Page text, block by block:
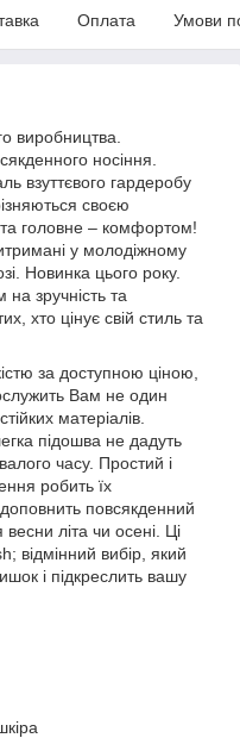
Оплата Умови
виробництва.
носіння.
взуттєвого гардеробу
своєю
та головне – комфортом!
у молодіжному
Новинка цього року.
зручність та
хто цінує свій стиль та
за доступною ціною,
Вам не один
матеріалів.
підошва не дадуть
часу. Простий і
робить їх
повсякденний
літа чи осені. Ці
відмінний вибір, який
і підкреслить вашу